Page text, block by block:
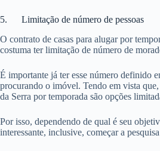
5. Limitação de número de pessoas
O contrato de casas para alugar por
costuma ter limitação de número de
É importante já ter esse número definido
procurando o imóvel. Tendo em vista
da Serra por temporada são opções
Por isso, dependendo de qual é seu
interessante, inclusive, começar a